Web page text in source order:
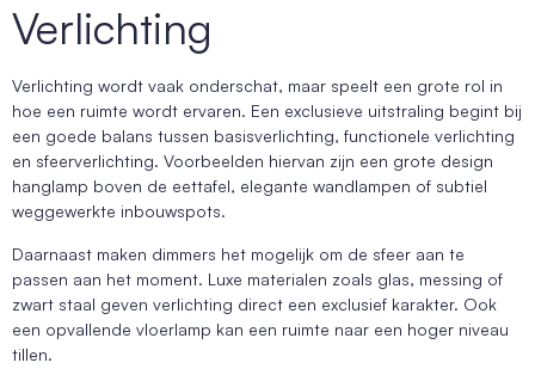
Verlichting
Verlichting wordt vaak onderschat, maar speelt een grote rol in
hoe een ruimte wordt ervaren. Een exclusieve uitstraling begint bij
een goede balans tussen basisverlichting, functionele verlichting
en sfeerverlichting. Voorbeelden hiervan zijn een grote design
hanglamp boven de eettafel, elegante wandlampen of subtiel
weggewerkte inbouwspots.
Daarnaast maken dimmers het mogelijk om de sfeer aan te
passen aan het moment. Luxe materialen zoals glas, messing of
zwart staal geven verlichting direct een exclusief karakter. Ook
een opvallende vloerlamp kan een ruimte naar een hoger niveau
tillen.